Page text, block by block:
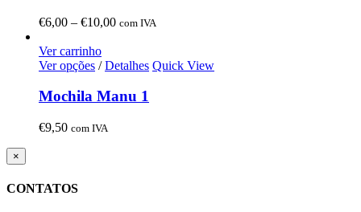
€6,00 – €10,00Price
through
com IVA
Ver carrinho
Ver opções / Detalhes Quick View
Mochila Manu 1
€9,50 com IVA
Close
product
view
×
CONTATOS